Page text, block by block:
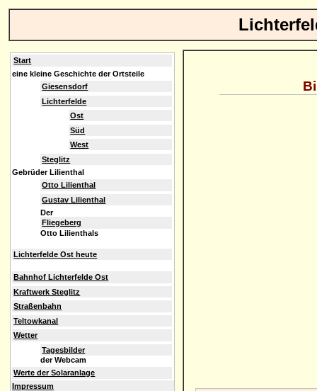
Start
eine kleine Geschichte der Ortsteile
Giesensdorf
Lichterfelde
Ost
Süd
West
Steglitz
Gebrüder Lilienthal
Otto Lilienthal
Gustav Lilienthal
Der
Fliegeberg
Otto Lilienthals
Lichterfelde Ost heute
Bahnhof Lichterfelde Ost
Kraftwerk Steglitz
Straßenbahn
Teltowkanal
Wetter
Tagesbilder
der Webcam
Werte der Solaranlage
Impressum